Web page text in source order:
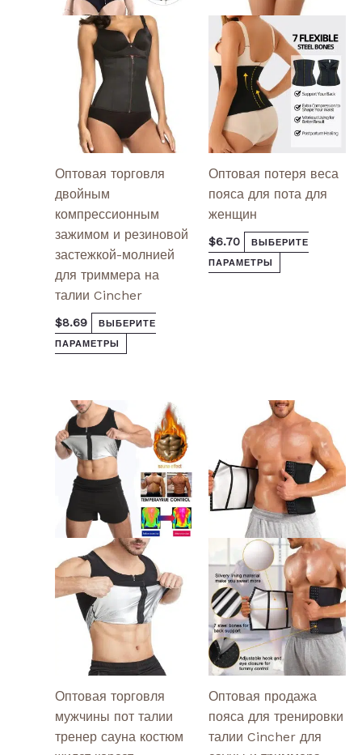
Оптовая торговля
двойным
компрессионным
зажимом и резиновой
застежкой-молнией
для триммера на
талии Cincher
$8.69
ВЫБЕРИТЕ
ПАРАМЕТРЫ
можно
выбрать
на
странице
товара.
Оптовая потеря веса
пояса для пота для
женщин
$6.70
ВЫБЕРИТЕ
ПАРАМЕТРЫ
можно
выбрать
на
странице
товара.
Оптовая торговля
мужчины пот талии
тренер сауна костюм
товар
имеет
несколько
вариаций.
Опции
можно
выбрать
на
странице
товара.
Оптовая продажа
пояса для тренировки
талии Cincher для
Этот
товар
имеет
несколько
вариаций.
Опции
можно
выбрать
на
странице
товара.